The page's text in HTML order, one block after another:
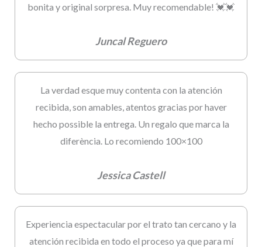
bonita y original sorpresa. Muy recomendable! 💓💓
Juncal Reguero
La verdad esque muy contenta con la atención
recibida, son amables, atentos gracias por haver
hecho possible la entrega. Un regalo que marca la
diferència. Lo recomiendo 100×100
Jessica Castell
Experiencia espectacular por el trato tan cercano y la
atención recibida en todo el proceso ya que para mí